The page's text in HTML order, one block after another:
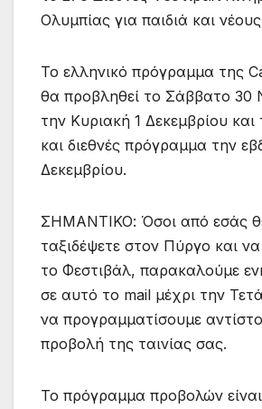
Ολυμπίας για παιδιά και
Το ελληνικό πρόγραμμα της
θα προβληθεί το Σάββατο 30
την Κυριακή 1 Δεκεμβρίου
και διεθνές πρόγραμμα την
Δεκεμβρίου.
ΣΗΜΑΝΤΙΚΟ: Όσοι από εσάς
ταξιδέψετε στον Πύργο και να
το Φεστιβάλ, παρακαλούμε
σε αυτό το mail μέχρι την
να προγραμματίσουμε
προβολή της ταινίας σας.
Το πρόγραμμα προβολών